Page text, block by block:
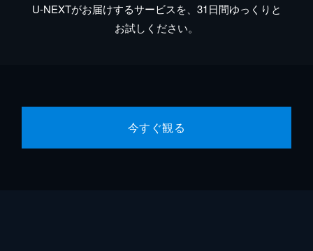
U-NEXTがお届けするサービスを、31日間ゆっくりと
お試しください。
今すぐ観る